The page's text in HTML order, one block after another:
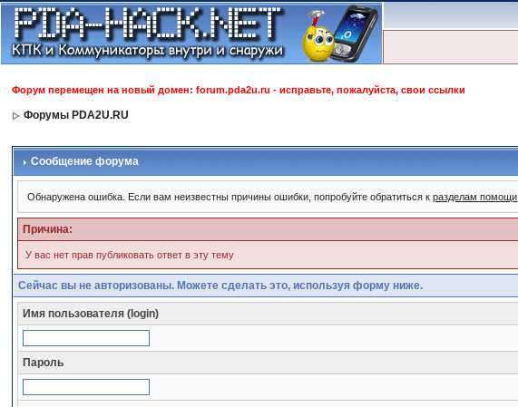
Форум перемещен на новый домен: forum.pda2u.ru - исправьте, пожалуйста, свои ссылки
Форумы PDA2U.RU
Сообщение форума
Обнаружена ошибка. Если вам неизвестны причины ошибки, попробуйте обратиться кразделам помощи
Причина:
У вас нет прав публиковать ответ в эту тему
Сейчас вы не авторизованы. Можете сделать это, используя форму ниже.
Имя пользователя (login)
Пароль